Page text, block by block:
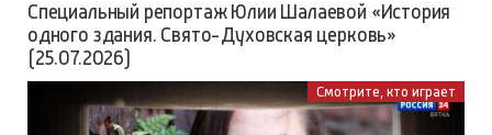
Специальный репортаж Юлии Шалаевой «История
одного здания. Свято-Духовская церковь»
(25.07.2026)
Смотрите, кто играет